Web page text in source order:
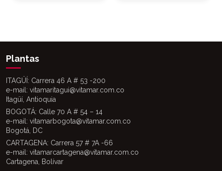
Plantas
ITAGÜÍ: Carrera 46 A # 53 -200
e-mail: vitamaritagui@vitamar.com.co
Itagüí, Antioquia
BOGOTÁ: Calle 70 A # 54 – 14
e-mail: vitamarbogota@vitamar.com.co
Bogotá, DC
CARTAGENA: Carrera 57 # 7A -66
e-mail: vitamarcartagena@vitamar.com.co
Cartagena, Bolívar